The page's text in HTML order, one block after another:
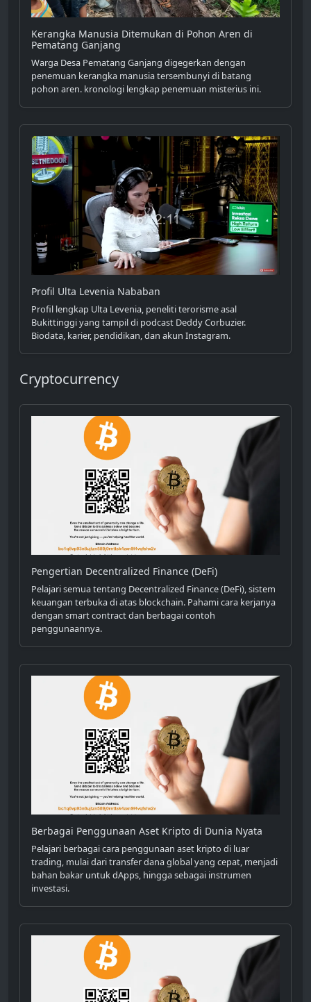
Kerangka Manusia Ditemukan di Pohon Aren di
Pematang Ganjang
Warga Desa Pematang Ganjang digegerkan dengan
penemuan kerangka manusia tersembunyi di batang
pohon aren. kronologi lengkap penemuan misterius ini.
Profil Ulta Levenia Nababan
Profil lengkap Ulta Levenia, peneliti terorisme asal
Bukittinggi yang tampil di podcast Deddy Corbuzier.
Biodata, karier, pendidikan, dan akun Instagram.
Cryptocurrency
Pengertian Decentralized Finance (DeFi)
Pelajari semua tentang Decentralized Finance (DeFi), sistem
keuangan terbuka di atas blockchain. Pahami cara kerjanya
dengan smart contract dan berbagai contoh
penggunaannya.
Berbagai Penggunaan Aset Kripto di Dunia Nyata
Pelajari berbagai cara penggunaan aset kripto di luar
trading, mulai dari transfer dana global yang cepat, menjadi
bahan bakar untuk dApps, hingga sebagai instrumen
investasi.